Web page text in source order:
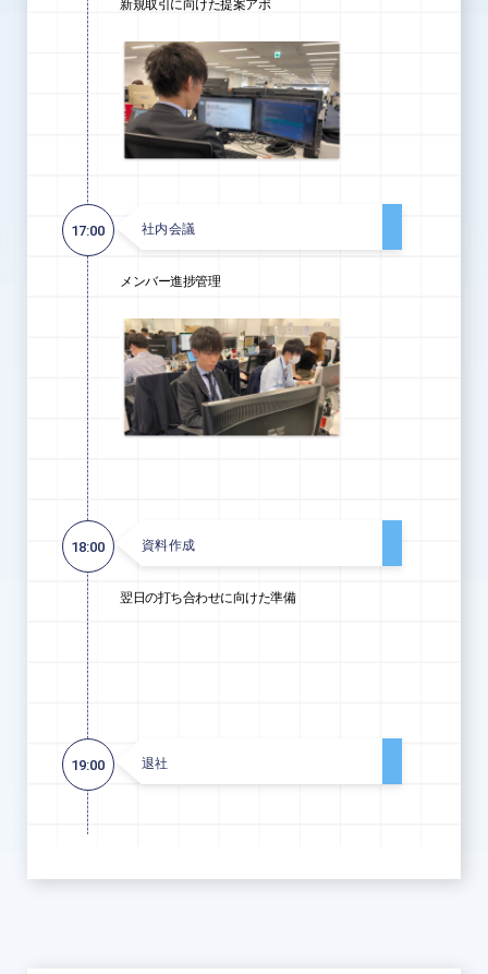
新規取引に向けた提案アポ
17:00 社内会議
メンバー進捗管理
18:00 資料作成
翌日の打ち合わせに向けた準備
19:00 退社